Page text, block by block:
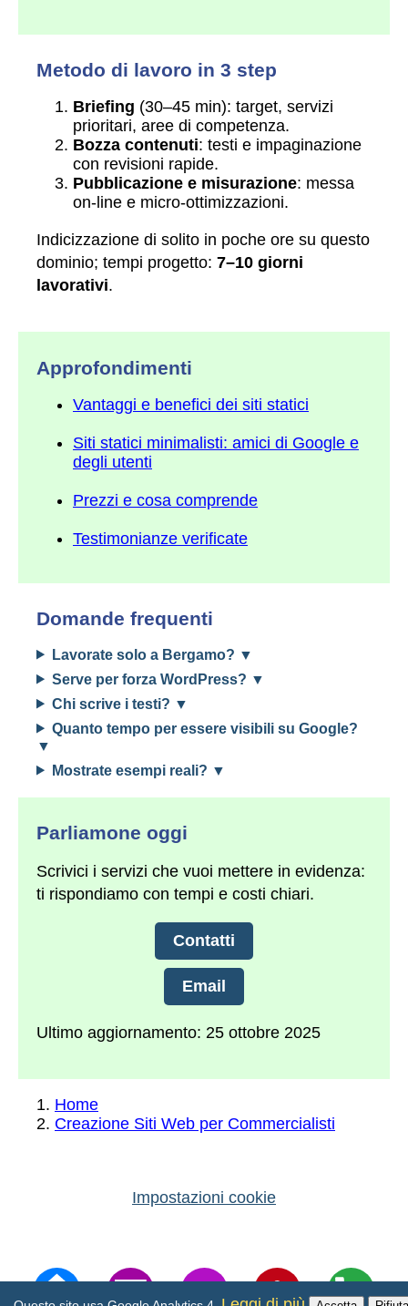
Metodo di lavoro in 3 step
Briefing (30–45 min): target, servizi
prioritari, aree di competenza.
Bozza contenuti: testi e impaginazione
con revisioni rapide.
Pubblicazione e misurazione: messa
on‑line e micro‑ottimizzazioni.
Indicizzazione di solito in poche ore su questo
dominio; tempi progetto: 7–10 giorni
lavorativi.
Approfondimenti
Vantaggi e benefici dei siti statici
Siti statici minimalisti: amici di Google e
degli utenti
Prezzi e cosa comprende
Testimonianze verificate
Domande frequenti
Lavorate solo a Bergamo?
Serve per forza WordPress?
Chi scrive i testi?
Quanto tempo per essere visibili su Google?
Mostrate esempi reali?
Parliamone oggi
Scrivici i servizi che vuoi mettere in evidenza:
ti rispondiamo con tempi e costi chiari.
Contatti
Email
Ultimo aggiornamento: 25 ottobre 2025
Home
Creazione Siti Web per Commercialisti
Impostazioni cookie